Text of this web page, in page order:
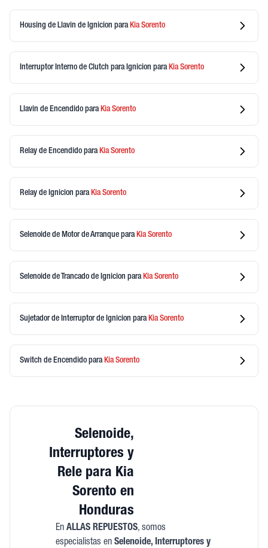
Housing de Llavin de Ignicion para KiaSorento
Interruptor Interno de Clutch para Ignicion para KiaSorento
Llavin de Encendido para KiaSorento
Relay de Encendido para KiaSorento
Relay de Ignicion para KiaSorento
Selenoide de Motor de Arranque para KiaSorento
Selenoide de Trancado de Ignicion para KiaSorento
Sujetador de Interruptor de Ignicion para KiaSorento
Switch de Encendido para KiaSorento
Selenoide,
Interruptores y
Rele para Kia
Sorento en
Honduras
En ALLAS REPUESTOS, somos
especialistas en Selenoide, Interruptores y